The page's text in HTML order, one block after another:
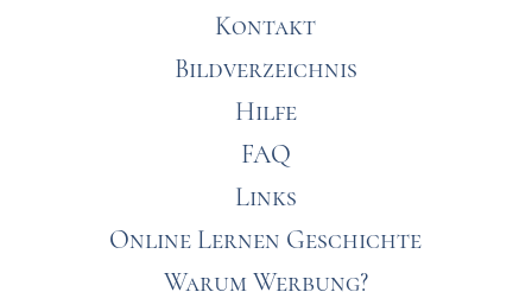
Kontakt
Bildverzeichnis
Hilfe
FAQ
Links
Online Lernen Geschichte
Warum Werbung?